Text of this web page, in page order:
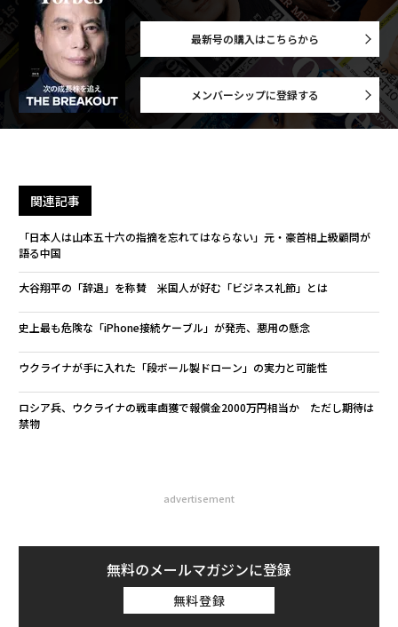
最新号の購入はこちらから
メンバーシップに登録する
関連記事
「日本人は山本五十六の指摘を忘れてはならない」元・豪首相上級顧問が
語る中国
大谷翔平の「辞退」を称賛 米国人が好む「ビジネス礼節」とは
史上最も危険な「iPhone接続ケーブル」が発売、悪用の懸念
ウクライナが手に入れた「段ボール製ドローン」の実力と可能性
ロシア兵、ウクライナの戦車鹵獲で報償金2000万円相当か ただし期待は
禁物
advertisement
無料のメールマガジンに登録
無料登録